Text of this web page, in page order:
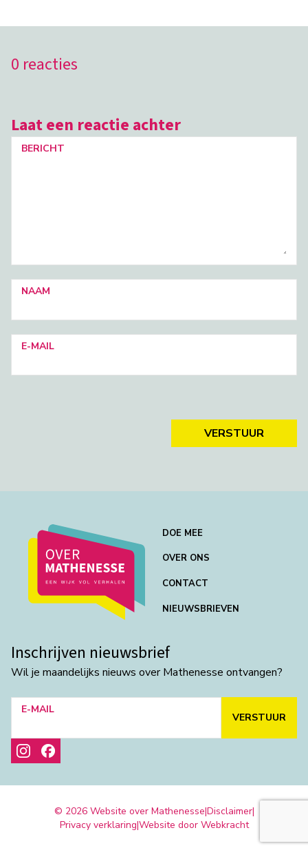
0 reacties
Laat een reactie achter
BERICHT
NAAM
E-MAIL
VERSTUUR
DOE MEE
OVER ONS
CONTACT
NIEUWSBRIEVEN
Inschrijven nieuwsbrief
Wil je maandelijks nieuws over Mathenesse ontvangen?
E-MAIL
VERSTUUR
© 2026 Website over Mathenesse|Disclaimer|
Privacy verklaring|Website door Webkracht